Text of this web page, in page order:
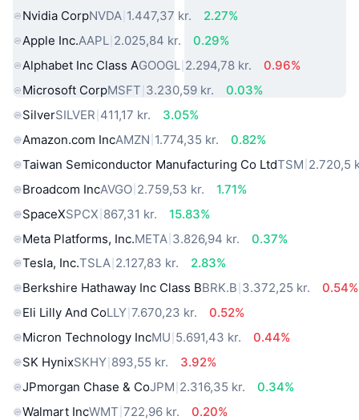
Nvidia CorpNVDA 1.447,37 kr.
2.27%
Apple Inc.AAPL 2.025,84 kr.
0.29%
Alphabet Inc Class AGOOGL 2.294,78 kr.
0.96%
Microsoft CorpMSFT 3.230,59 kr.
0.03%
SilverSILVER 411,17 kr.
3.05%
Amazon.com IncAMZN 1.774,35 kr.
0.82%
Taiwan Semiconductor Manufacturing Co LtdTSM 2.720,5
Broadcom IncAVGO 2.759,53 kr.
1.71%
SpaceXSPCX 867,31 kr.
15.83%
Meta Platforms, Inc.META 3.826,94 kr.
0.37%
Tesla, Inc.TSLA 2.127,83 kr.
2.83%
Berkshire Hathaway Inc Class BBRK.B 3.372,25 kr.
0.54%
Eli Lilly And CoLLY 7.670,23 kr.
0.52%
Micron Technology IncMU 5.691,43 kr.
0.44%
SK HynixSKHY 893,55 kr.
3.92%
JPmorgan Chase & CoJPM 2.316,35 kr.
0.34%
Walmart IncWMT 722,96 kr. 0.20%